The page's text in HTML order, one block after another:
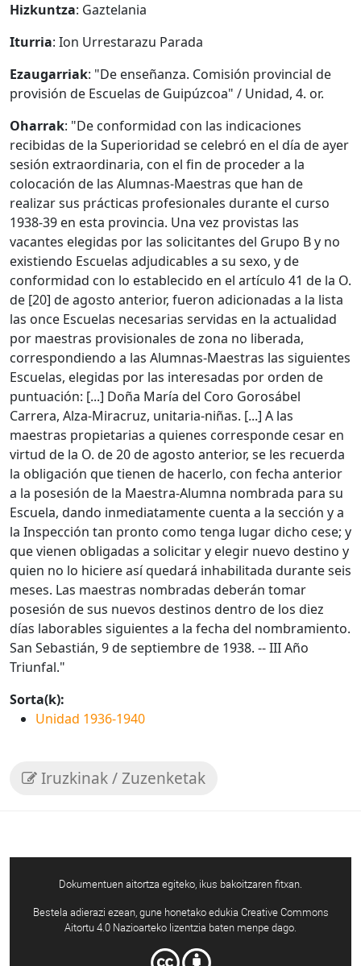
Hizkuntza: Gaztelania
Iturria: Ion Urrestarazu Parada
Ezaugarriak: "De enseñanza. Comisión provincial de
provisión de Escuelas de Guipúzcoa" / Unidad, 4. or.
Oharrak: "De conformidad con las indicaciones
recibidas de la Superioridad se celebró en el día de ayer
sesión extraordinaria, con el fin de proceder a la
colocación de las Alumnas-Maestras que han de
realizar sus prácticas profesionales durante el curso
1938-39 en esta provincia. Una vez provistas las
vacantes elegidas por las solicitantes del Grupo B y no
existiendo Escuelas adjudicables a su sexo, y de
conformidad con lo establecido en el artículo 41 de la O.
de [20] de agosto anterior, fueron adicionadas a la lista
las once Escuelas necesarias servidas en la actualidad
por maestras provisionales de zona no liberada,
correspondiendo a las Alumnas-Maestras las siguientes
Escuelas, elegidas por las interesadas por orden de
puntuación: [...] Doña María del Coro Gorosábel
Carrera, Alza-Miracruz, unitaria-niñas. [...] A las
maestras propietarias a quienes corresponde cesar en
virtud de la O. de 20 de agosto anterior, se les recuerda
la obligación que tienen de hacerlo, con fecha anterior
a la posesión de la Maestra-Alumna nombrada para su
Escuela, dando inmediatamente cuenta a la sección y a
la Inspección tan pronto como tenga lugar dicho cese; y
que vienen obligadas a solicitar y elegir nuevo destino y
quien no lo hiciere así quedará inhabilitada durante seis
meses. Las maestras nombradas deberán tomar
posesión de sus nuevos destinos dentro de los diez
días laborables siguientes a la fecha del nombramiento.
San Sebastián, 9 de septiembre de 1938. -- III Año
Triunfal."
Sorta(k):
Unidad 1936-1940
Iruzkinak / Zuzenketak
Dokumentuen aitortza egiteko, ikus bakoitzaren fitxan.
Bestela adierazi ezean, gune honetako edukia Creative Commons
Aitortu 4.0 Nazioarteko lizentzia baten menpe dago.